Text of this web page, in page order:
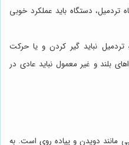
تردمیل، دستگاه باید عملکرد خوبی
تردمیل نباید گیر کردن و یا حرکت
بلند و غیر معمول نباید عادی در
مانند دویدن و پیاده روی است. به